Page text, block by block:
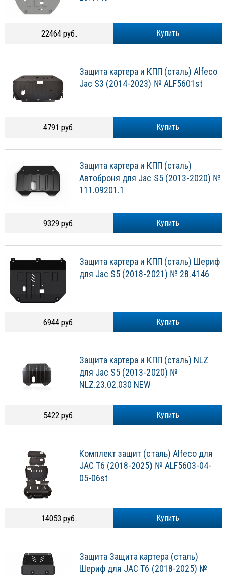
Купить
22464 руб.
Защита картера и КПП (сталь) Alfeco
Jac S3 (2014-2023) № ALF5601st
Купить
4791 руб.
Защита картера и КПП (сталь)
Автоброня для Jac S5 (2013-2020) №
111.09201.1
Купить
9329 руб.
Защита картера и КПП (сталь) Шериф
для Jac S5 (2018-2021) № 28.4146
Купить
6944 руб.
Защита картера и КПП (сталь) NLZ
для Jac S5 (2013-2020) №
NLZ.23.02.030 NEW
Купить
5422 руб.
Комплект защит (сталь) Alfeco для
JAC T6 (2018-2025) № ALF5603-04-
05-06st
Купить
14053 руб.
Защита Защита картера (сталь)
Шериф для JAC T6 (2018-2025) №